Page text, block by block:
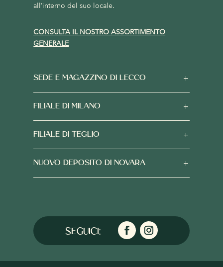
all’interno del suo locale.
CONSULTA IL NOSTRO ASSORTIMENTO
GENERALE
SEDE E MAGAZZINO DI LECCO
FILIALE DI MILANO
FILIALE DI TEGLIO
NUOVO DEPOSITO DI NOVARA